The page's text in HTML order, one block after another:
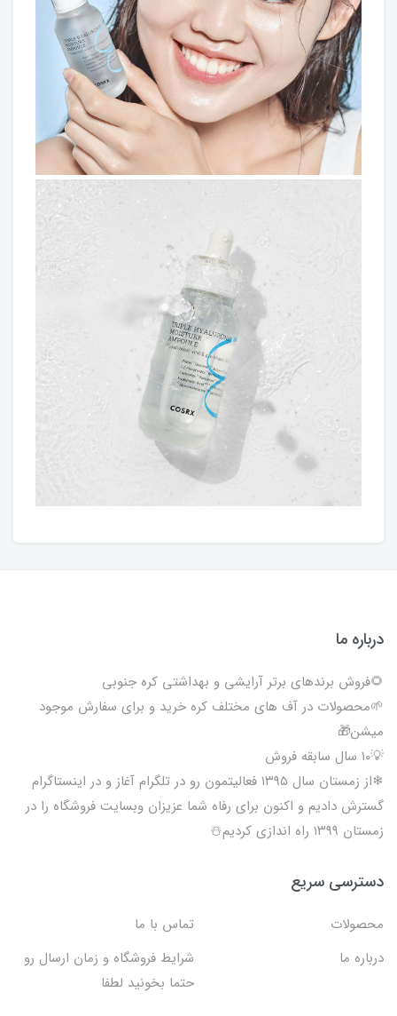
درباره ما
🌻فروش برندهای برتر آرایشی و بهداشتی کره جنوبی
🌱محصولات در آف های مختلف کره خرید و برای سفارش موجود
میشن🎁
💡۱۰ سال سابقه فروش
❄از زمستان سال ۱۳۹۵ فعالیتمون رو در تلگرام آغاز و در اینستاگرام
گسترش دادیم و اکنون برای رفاه شما عزیزان وبسایت فروشگاه را در
زمستان ۱۳۹۹ راه اندازی کردیم☃️
دسترسی سریع
محصولات
تماس با ما
درباره ما
شرایط فروشگاه و زمان ارسال رو
حتما بخونید لطفا